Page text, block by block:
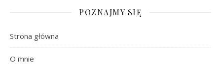
POZNAJMY SIĘ
Strona główna
O mnie